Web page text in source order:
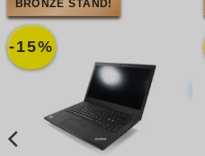
-15%
BRONZE STAND!